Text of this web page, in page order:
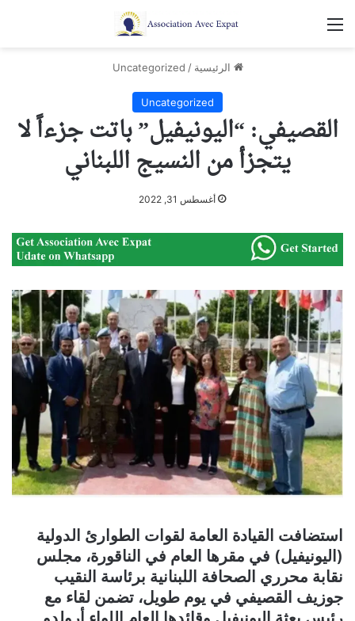
القائمة
الرئيسية /
Uncategorized
Uncategorized
القصيفي: “اليونيفيل” باتت جزءاً لا
يتجزأ من النسيج اللبناني
أغسطس 31, 2022
استضافت القيادة العامة لقوات الطوارئ الدولية
(اليونيفيل) في مقرها العام في الناقورة، مجلس
نقابة محرري الصحافة اللبنانية برئاسة النقيب
جوزيف القصيفي في يوم طويل، تضمن لقاء مع